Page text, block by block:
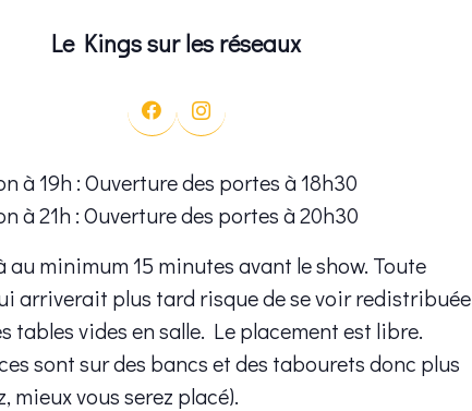
Le Kings sur les réseaux
à 19h : Ouverture des portes à 18h30
à 21h : Ouverture des portes à 20h30
au minimum 15 minutes avant le show. Toute
arriverait plus tard risque de se voir redistribuée
tables vides en salle. Le placement est libre.
sont sur des bancs et des tabourets donc plus
mieux vous serez placé).